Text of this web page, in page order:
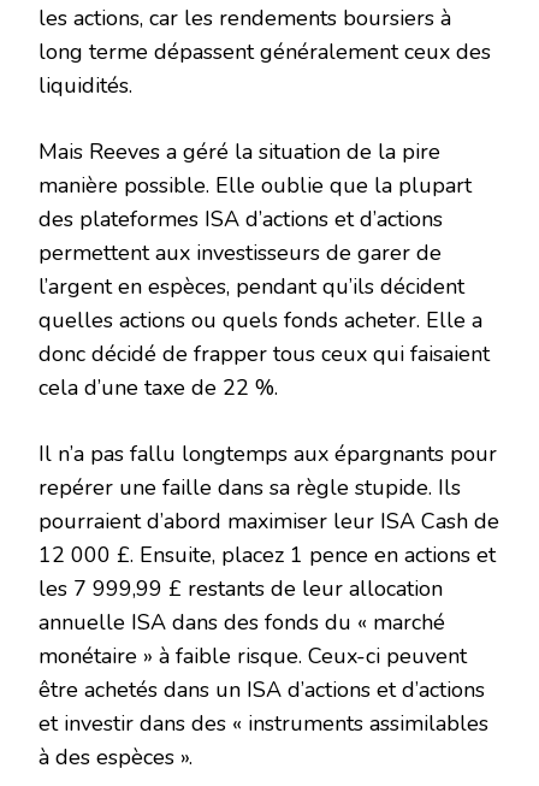
les actions, car les rendements boursiers à
long terme dépassent généralement ceux des
liquidités.
Mais Reeves a géré la situation de la pire
manière possible. Elle oublie que la plupart
des plateformes ISA d’actions et d’actions
permettent aux investisseurs de garer de
l’argent en espèces, pendant qu’ils décident
quelles actions ou quels fonds acheter. Elle a
donc décidé de frapper tous ceux qui faisaient
cela d’une taxe de 22 %.
Il n’a pas fallu longtemps aux épargnants pour
repérer une faille dans sa règle stupide. Ils
pourraient d’abord maximiser leur ISA Cash de
12 000 £. Ensuite, placez 1 pence en actions et
les 7 999,99 £ restants de leur allocation
annuelle ISA dans des fonds du « marché
monétaire » à faible risque. Ceux-ci peuvent
être achetés dans un ISA d’actions et d’actions
et investir dans des « instruments assimilables
à des espèces ».